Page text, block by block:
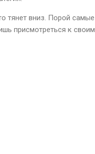
тянет вниз. Порой самые
присмотреться к своим